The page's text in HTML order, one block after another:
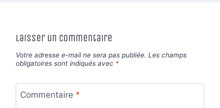
Laisser un commentaire
Votre adresse e-mail ne sera pas publiée. Les champs
obligatoires sont indiqués avec *
Commentaire *